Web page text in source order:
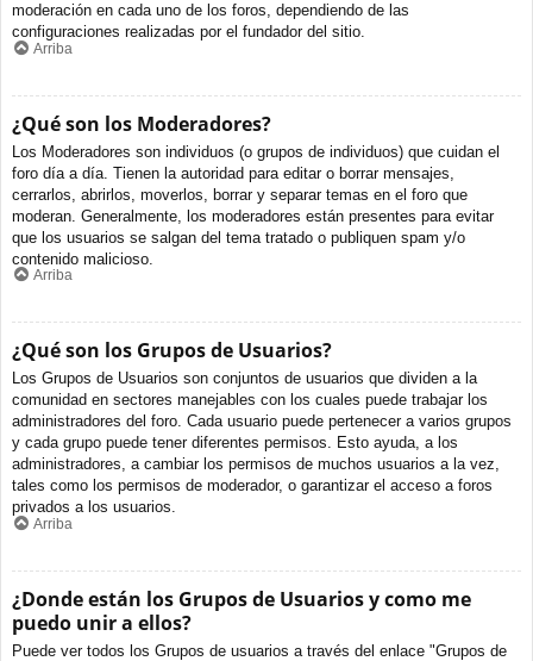
moderación en cada uno de los foros, dependiendo de las
configuraciones realizadas por el fundador del sitio.
Arriba
¿Qué son los Moderadores?
Los Moderadores son individuos (o grupos de individuos) que cuidan el
foro día a día. Tienen la autoridad para editar o borrar mensajes,
cerrarlos, abrirlos, moverlos, borrar y separar temas en el foro que
moderan. Generalmente, los moderadores están presentes para evitar
que los usuarios se salgan del tema tratado o publiquen spam y/o
contenido malicioso.
Arriba
¿Qué son los Grupos de Usuarios?
Los Grupos de Usuarios son conjuntos de usuarios que dividen a la
comunidad en sectores manejables con los cuales puede trabajar los
administradores del foro. Cada usuario puede pertenecer a varios grupos
y cada grupo puede tener diferentes permisos. Esto ayuda, a los
administradores, a cambiar los permisos de muchos usuarios a la vez,
tales como los permisos de moderador, o garantizar el acceso a foros
privados a los usuarios.
Arriba
¿Donde están los Grupos de Usuarios y como me
puedo unir a ellos?
Puede ver todos los Grupos de usuarios a través del enlace "Grupos de